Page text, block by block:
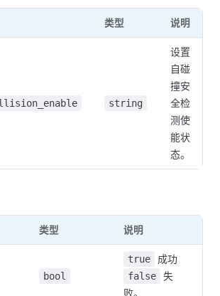
类型 说明
string
设置
自碰
撞安
全检
测使
能状
态。
类型 说明
bool
true 成功
false
失
败。